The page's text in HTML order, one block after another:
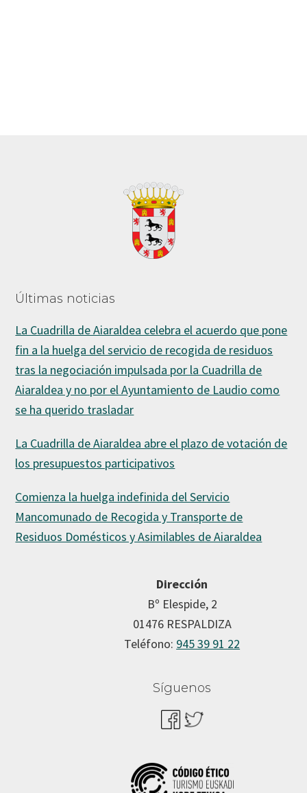
Últimas noticias
La Cuadrilla de Aiaraldea celebra el acuerdo que pone
fin a la huelga del servicio de recogida de residuos
tras la negociación impulsada por la Cuadrilla de
Aiaraldea y no por el Ayuntamiento de Laudio como
se ha querido trasladar
La Cuadrilla de Aiaraldea abre el plazo de votación de
los presupuestos participativos
Comienza la huelga indefinida del Servicio
Mancomunado de Recogida y Transporte de
Residuos Domésticos y Asimilables de Aiaraldea
Dirección
Bº Elespide, 2
01476 RESPALDIZA
Teléfono: 945 39 91 22
Síguenos